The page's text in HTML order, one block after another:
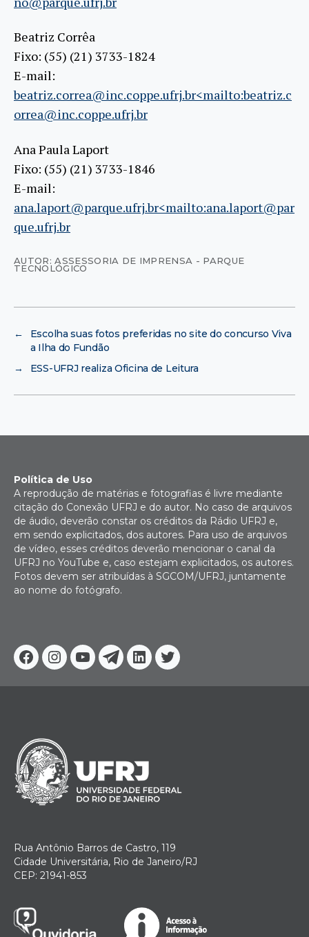
Beatriz Corrêa
Fixo: (55) (21) 3733-1824
E-mail:
beatriz.correa@inc.coppe.ufrj.br<mailto:beatriz.c
orrea@inc.coppe.ufrj.br
Ana Paula Laport
Fixo: (55) (21) 3733-1846
E-mail:
ana.laport@parque.ufrj.br<mailto:ana.laport@par
que.ufrj.br
AUTOR: ASSESSORIA DE IMPRENSA - PARQUE
TECNOLÓGICO
←
Escolha suas fotos preferidas no site do concurso Viva
a Ilha do Fundão
→
ESS-UFRJ realiza Oficina de Leitura
Facebook
Instagram
YoutubeTelegram
Linkedin
Twitter
Política de Uso
A reprodução de matérias e fotografias é livre mediante
citação do Conexão UFRJ e do autor. No caso de arquivos
de áudio, deverão constar os créditos da Rádio UFRJ e,
em sendo explicitados, dos autores. Para uso de arquivos
de vídeo, esses créditos deverão mencionar o canal da
UFRJ no YouTube e, caso estejam explicitados, os autores.
Fotos devem ser atribuídas à SGCOM/UFRJ, juntamente
ao nome do fotógrafo.
Rua Antônio Barros de Castro, 119
Cidade Universitária, Rio de Janeiro/RJ
CEP: 21941-853